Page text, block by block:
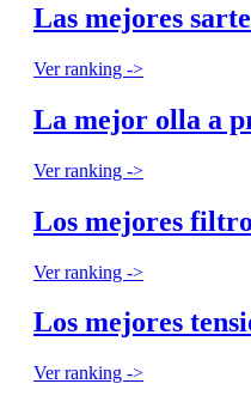
Las mejores
Ver ranking ->
La mejor olla a
Ver ranking ->
Los mejores
Ver ranking ->
Los mejores
Ver ranking ->